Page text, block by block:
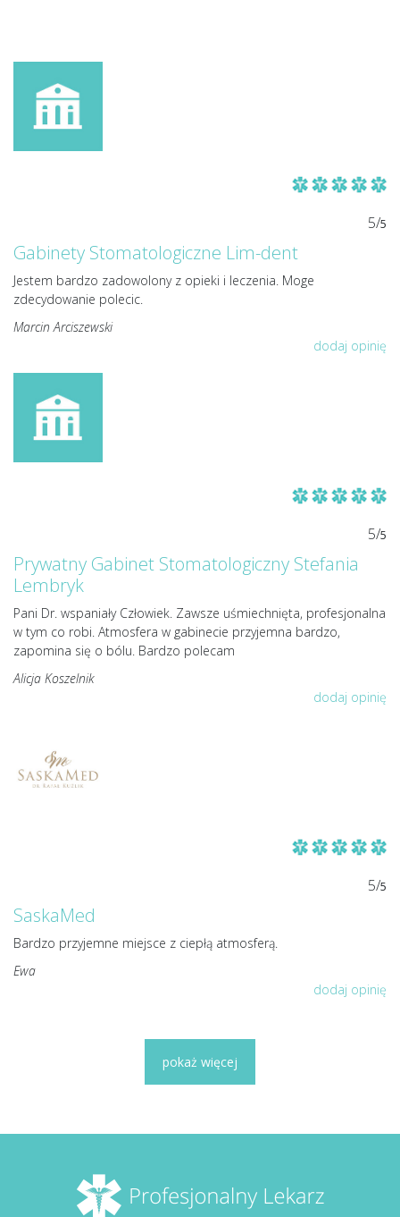
5/5
Gabinety Stomatologiczne Lim-dent
Jestem bardzo zadowolony z opieki i leczenia. Moge
zdecydowanie polecic.
Marcin Arciszewski
dodaj opinię
5/5
Prywatny Gabinet Stomatologiczny Stefania
Lembryk
Pani Dr. wspaniały Człowiek. Zawsze uśmiechnięta, profesjonalna
w tym co robi. Atmosfera w gabinecie przyjemna bardzo,
zapomina się o bólu. Bardzo polecam
Alicja Koszelnik
dodaj opinię
5/5
SaskaMed
Bardzo przyjemne miejsce z ciepłą atmosferą.
Ewa
dodaj opinię
pokaż więcej